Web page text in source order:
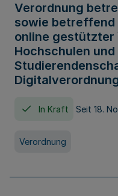
Verordnung
sowie
online gestützter
Hochschulen und
In Kraft Seit 18.
Verordnung